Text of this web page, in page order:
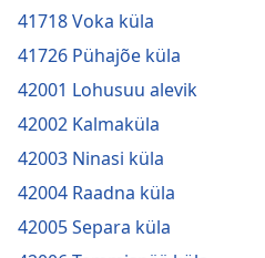
41718 Voka küla
41726 Pühajõe küla
42001 Lohusuu alevik
42002 Kalmaküla
42003 Ninasi küla
42004 Raadna küla
42005 Separa küla